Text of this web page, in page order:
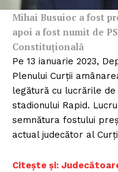
Mihai Busuioc a fost
apoi a fost numit de
Constituțională
Pe 13 ianuarie 2023,
Plenului Curții
legătură cu lucrările
stadionului Rapid.
semnătura fostului
actual judecător al
Citește și: